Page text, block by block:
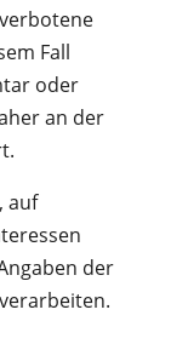
Fall
oder
an der
auf
der